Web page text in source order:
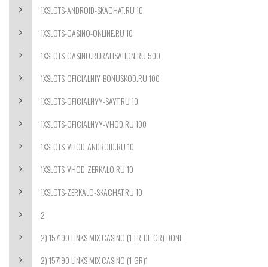
1XSLOTS-ANDROID-SKACHAT.RU 10
1XSLOTS-CASINO-ONLINE.RU 10
1XSLOTS-CASINO.RURALISATION.RU 500
1XSLOTS-OFICIALNIY-BONUSKOD.RU 100
1XSLOTS-OFICIALNYY-SAYT.RU 10
1XSLOTS-OFICIALNYY-VHOD.RU 100
1XSLOTS-VHOD-ANDROID.RU 10
1XSLOTS-VHOD-ZERKALO.RU 10
1XSLOTS-ZERKALO-SKACHAT.RU 10
2
2) 157190 LINKS MIX CASINO (1-FR-DE-GR) DONE
2) 157190 LINKS MIX CASINO (1-GR)1